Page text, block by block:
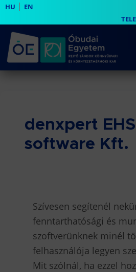
HU | EN
denxpert
software Kft.
Szívesen segítenél
fenntarthatósági és
szoftverünknek minél
felhasználója legyen
Mit szólnál, ha ezzel